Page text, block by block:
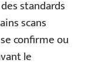
standards
scans
confirme ou
le